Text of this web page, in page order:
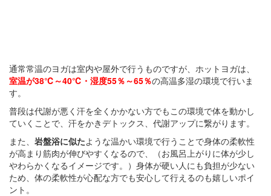
通常常温のヨガは室内や屋外で行うものですが、ホットヨガは、
室温が38℃～40℃・湿度55％～65％の高温多湿の環境で行いま
す。
普段は代謝が悪く汗を全くかかない方でもこの環境で体を動かし
ていくことで、汗をかきデトックス、代謝アップに繋がります。
また、 岩盤浴に似たような温かい環境で行うことで身体の柔軟性
が高まり筋肉が伸びやすくなるので、（お風呂上がりに体が少し
やわらかくなるイメージです。）身体が硬い人にも負担が少ない
ため、体の柔軟性が心配な方でも安心して行えるのも嬉しいポイ
ント。